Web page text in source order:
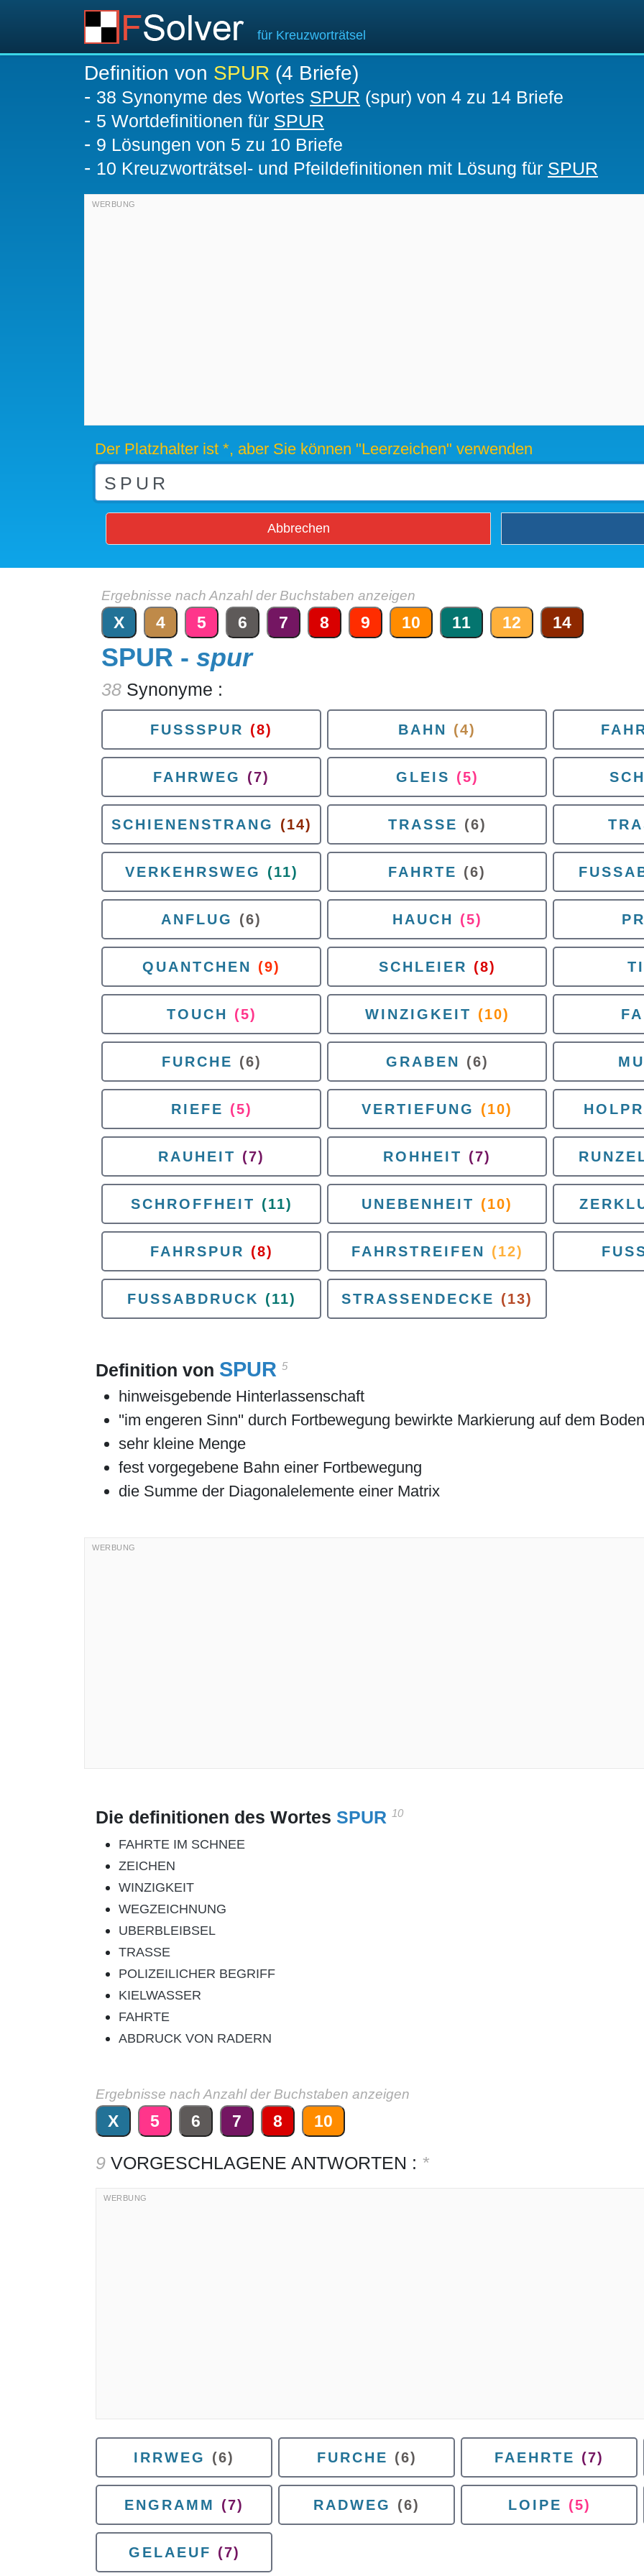
für Kreuzworträtsel
Definition von SPUR (4 Briefe)
- 38 Synonyme des Wortes SPUR (spur) von 4 zu 14 Briefe
- 5 Wortdefinitionen für SPUR
- 9 Lösungen von 5 zu 10 Briefe
- 10 Kreuzworträtsel- und Pfeildefinitionen mit Lösung für SPUR
Der Platzhalter ist *, aber Sie können "Leerzeichen" verwenden
Abbrechen
Ergebnisse nach Anzahl der Buchstaben anzeigen
X 4 5 6 7 8 9 10 11 12 14
SPUR - spur
38 Synonyme :
FUSSSPUR (8) BAHN (4)
FAHRWEG (7) GLEIS (5)
SCHIENENSTRANG (14) TRASSE (6)
VERKEHRSWEG (11) FAHRTE (6)
ANFLUG (6) HAUCH (5)
QUANTCHEN (9) SCHLEIER (8)
TOUCH (5) WINZIGKEIT (10)
FURCHE (6) GRABEN (6)
RIEFE (5) VERTIEFUNG (10)
RAUHEIT (7) ROHHEIT (7)
SCHROFFHEIT (11) UNEBENHEIT (10)
FAHRSPUR (8) FAHRSTREIFEN (12)
FUSSABDRUCK (11) STRASSENDECKE (13)
Definition von SPUR 5
hinweisgebende Hinterlassenschaft
''im engeren Sinn'' durch Fortbewegung bewirkte Markierung auf dem Boden
sehr kleine Menge
fest vorgegebene Bahn einer Fortbewegung
die Summe der Diagonalelemente einer Matrix
Die definitionen des Wortes SPUR 10
FAHRTE IM SCHNEE
ZEICHEN
WINZIGKEIT
WEGZEICHNUNG
UBERBLEIBSEL
TRASSE
POLIZEILICHER BEGRIFF
KIELWASSER
FAHRTE
ABDRUCK VON RADERN
Ergebnisse nach Anzahl der Buchstaben anzeigen
X 5 6 7 8 10
9 VORGESCHLAGENE ANTWORTEN : *
IRRWEG (6) FURCHE (6) FAEHRTE (7)
ENGRAMM (7) RADWEG (6) LOIPE (5)
GELAEUF (7)